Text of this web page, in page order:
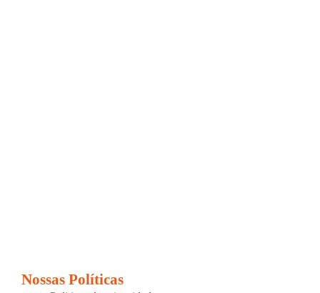
Nossas Políticas